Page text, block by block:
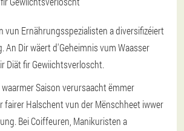
vun Ernährungsspezialisten a diversifizéiert
An Dir wäert d'Geheimnis vum Waasser
Diät fir Gewiichtsverloscht.
Saison verursaacht ëmmer
fairer Halschent vun der Mënschheet iwwer
Bei Coiffeuren, Manikuristen a